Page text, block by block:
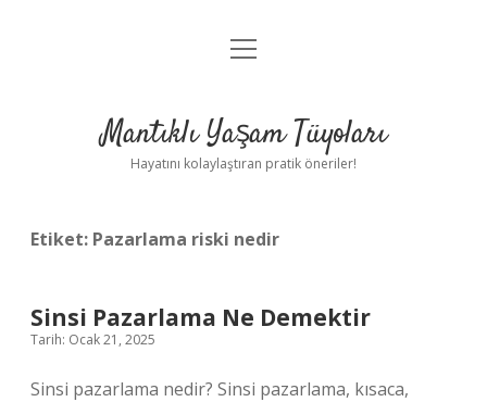
Anasayfa
Yasal Uyarı
menüyü
Mantıklı Yaşam Tüyoları
Hayatını kolaylaştıran pratik öneriler!
Etiket: Pazarlama riski nedir
Sinsi Pazarlama Ne Demektir
Tarih: Ocak 21, 2025
Sinsi pazarlama nedir? Sinsi pazarlama, kısaca,